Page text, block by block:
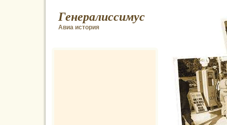
Генералиссимус
Авиа история